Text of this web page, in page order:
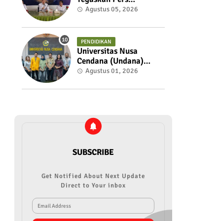
Berkualitas Adalah
Publik, Pemkot Siap
Perkuat Kolaborasi
dengan SMSI NTT
Agustus 05, 2026
PENDIDIKAN
Universitas Nusa
Cendana (Undana)
Kupang Resmi Akhiri
Akademik Sri Sulastri
Terbuka
Agustus 01, 2026
SUBSCRIBE
Get Notified About Next Update
Direct to Your inbox